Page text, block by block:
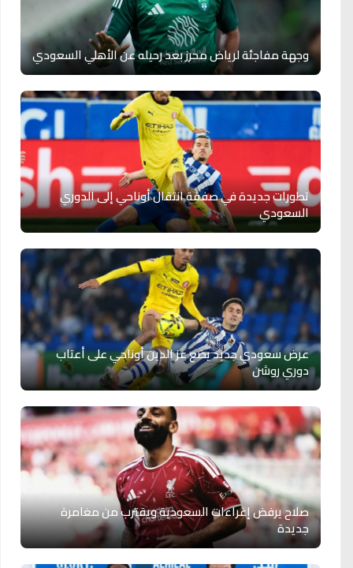
وجهة مفاجئة لرياض محرز بعد رحيله عن الأهلي السعودي
تطورات جديدة في صفقة انتقال أوناحي إلى الدوري
السعودي
عرض سعودي جديد يضع عز الدين أوناحي على أعتاب
دوري روشن
صلاح يرفض إغراءات السعودية ويقترب من مغامرة
جديدة